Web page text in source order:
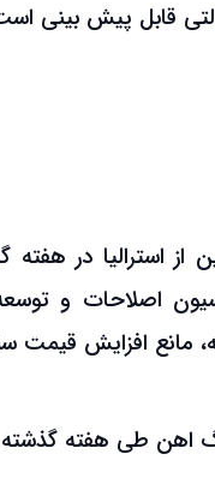
قابل پیش بینی
کمیسیون اصلاحات و
مانع افزایش
اهن طی هفته گذشته